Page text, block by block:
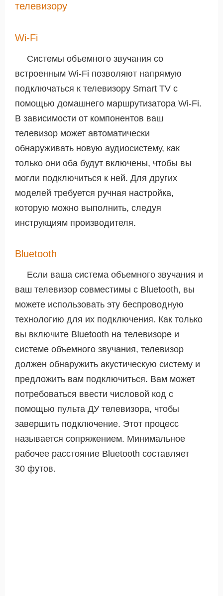
телевизору
Wi-Fi
Системы объемного звучания со
встроенным Wi-Fi позволяют напрямую
подключаться к телевизору Smart TV с
помощью домашнего маршрутизатора Wi-Fi.
В зависимости от компонентов ваш
телевизор может автоматически
обнаруживать новую аудиосистему, как
только они оба будут включены, чтобы вы
могли подключиться к ней. Для других
моделей требуется ручная настройка,
которую можно выполнить, следуя
инструкциям производителя.
Bluetooth
Если ваша система объемного звучания и
ваш телевизор совместимы с Bluetooth, вы
можете использовать эту беспроводную
технологию для их подключения. Как только
вы включите Bluetooth на телевизоре и
системе объемного звучания, телевизор
должен обнаружить акустическую систему и
предложить вам подключиться. Вам может
потребоваться ввести числовой код с
помощью пульта ДУ телевизора, чтобы
завершить подключение. Этот процесс
называется сопряжением. Минимальное
рабочее расстояние Bluetooth составляет
30 футов.